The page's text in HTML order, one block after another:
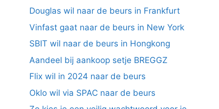
Douglas wil naar de beurs in Frankfurt
Vinfast gaat naar de beurs in New York
SBIT wil naar de beurs in Hongkong
Aandeel bij aankoop setje BREGGZ
Flix wil in 2024 naar de beurs
Oklo wil via SPAC naar de beurs